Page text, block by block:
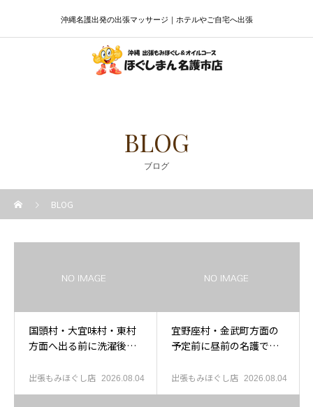
沖縄名護出発の出張マッサージ｜ホテルやご自宅へ出張
BLOG
ブログ
BLOG
国頭村・大宜味村・東村
方面へ出る前に洗濯後の
出張もみほぐし店 2026.08.04
宜野座村・金武町方面の
予定前に昼前の名護で休
出張もみほぐし店 2026.08.04